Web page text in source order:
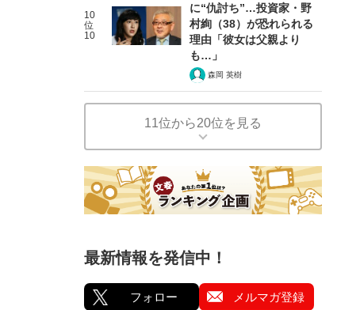
10
位
10
に“仇討ち”…投資家・野
村絢（38）が恐れられる
理由「彼女は父親より
も…」
森岡 英樹
11位から20位を見る
最新情報を発信中！
フォロー メルマガ登録